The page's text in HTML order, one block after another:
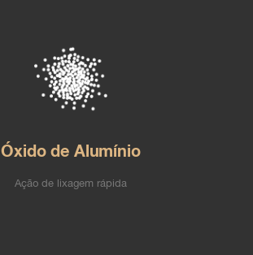
Óxido de Alumínio
Ação de lixagem rápida